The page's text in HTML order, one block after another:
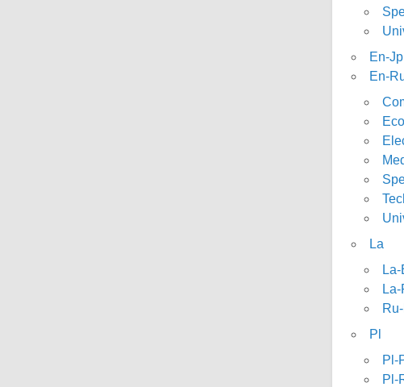
En-Jp
En-
La
La-
Pl
Pl-
Pl-